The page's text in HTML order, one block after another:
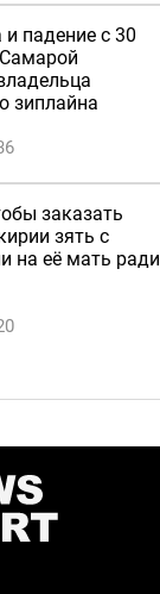
падение с 30
зиплайна
заказать
зять с
на её мать ради